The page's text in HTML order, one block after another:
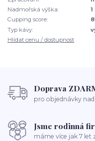
Nadmořská výška:
Cupping score:
Typ kávy:
Hlídat cenu / dostupnost
Doprava
pro objednávky
Jsme rodinná
máme více jak 7 let